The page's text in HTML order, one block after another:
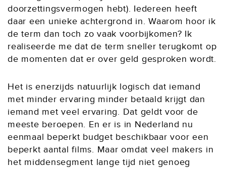
doorzettingsvermogen hebt). Iedereen heeft
daar een unieke achtergrond in. Waarom hoor ik
de term dan toch zo vaak voorbijkomen? Ik
realiseerde me dat de term sneller terugkomt op
de momenten dat er over geld gesproken wordt.
Het is enerzijds natuurlijk logisch dat iemand
met minder ervaring minder betaald krijgt dan
iemand met veel ervaring. Dat geldt voor de
meeste beroepen. En er is in Nederland nu
eenmaal beperkt budget beschikbaar voor een
beperkt aantal films. Maar omdat veel makers in
het middensegment lange tijd niet genoeg